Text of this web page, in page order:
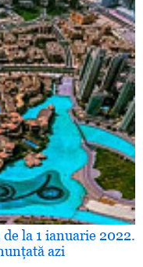
la 1 ianuarie 2022.
azi